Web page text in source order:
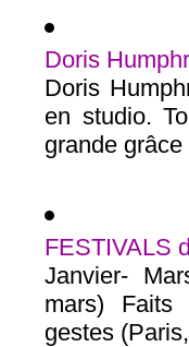
Doris
Doris
en studio.
grande
FESTIVALS
Janvier-
mars) Faits
gestes